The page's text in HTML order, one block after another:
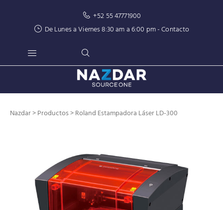
+52 55 47771900
De Lunes a Viernes 8:30 am a 6:00 pm -Contacto
Nazdar>Productos>Roland Estampadora Láser LD-300